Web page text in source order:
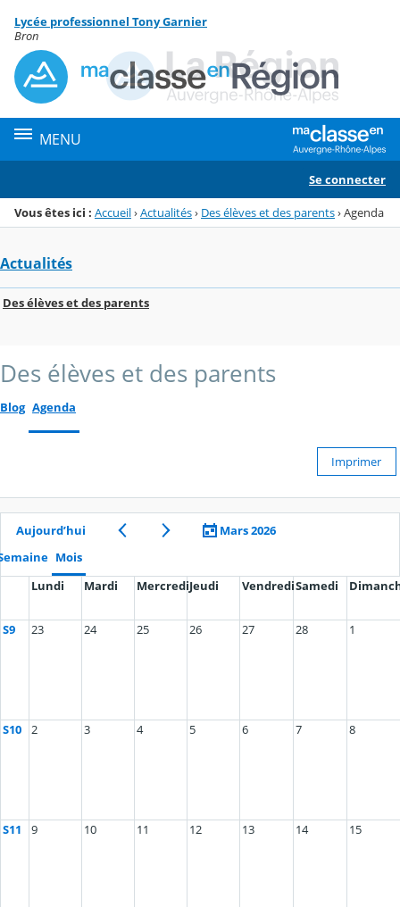
Menu de la rubrique
Contenu
Lycée professionnel Tony Garnier
Bron
MENU
Se connecter
Vous êtes ici : Accueil›Actualités› Des élèves et des parents›Agenda
Actualités
Des élèves et des parents
Des élèves et des parents
Blog Agenda
Imprimer
Aujourd’hui
Mars 2026
Mois
Lundi
Mardi MercrediJeudi VendrediSamedi
S9 23 24 25 26 27 28 1
S10 2 3 4 5 6 7 8
S11 9 10 11 12 13 14 15